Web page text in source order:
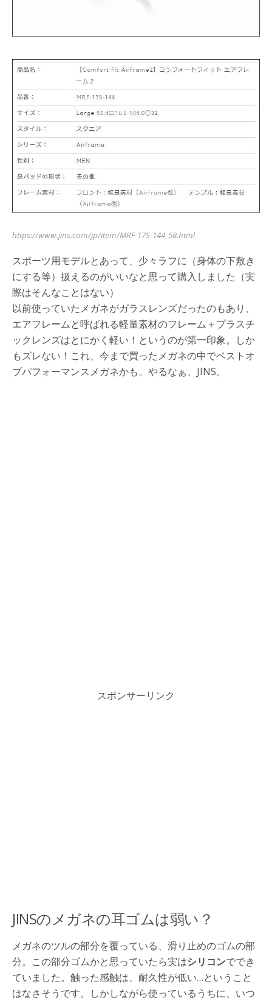
https://www.jins.com/jp/item/MRF-17S-144_58.html
スポーツ用モデルとあって、少々ラフに（身体の下敷き
にする等）扱えるのがいいなと思って購入しました（実
際はそんなことはない）
以前使っていたメガネがガラスレンズだったのもあり、
エアフレームと呼ばれる軽量素材のフレーム＋プラスチ
ックレンズはとにかく軽い！というのが第一印象。しか
もズレない！これ、今まで買ったメガネの中でベストオ
ブパフォーマンスメガネかも。やるなぁ、JINS。
スポンサーリンク
JINSのメガネの耳ゴムは弱い？
メガネのツルの部分を覆っている、滑り止めのゴムの部
分。この部分ゴムかと思っていたら実はシリコンででき
ていました。触った感触は、耐久性が低い…ということ
はなさそうです。しかしながら使っているうちに、いつ